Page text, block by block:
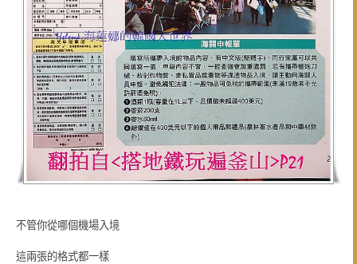
不管你從哪個機場入境
這兩張的格式都一樣